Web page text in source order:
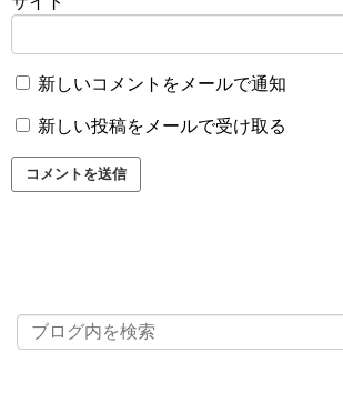
新しいコメントをメールで通知
新しい投稿をメールで受け取る